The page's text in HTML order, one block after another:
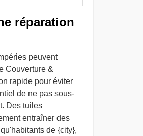
réparation
peuvent
Couverture &
rapide pour éviter
de ne pas sous-
Des tuiles
entraîner des
de {city},